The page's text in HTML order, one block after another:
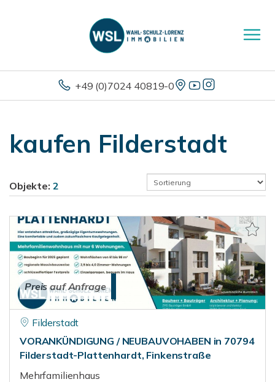
+49 (0)7024 40819-0
kaufen Filderstadt
Objekte: 2
Preis auf Anfrage
Filderstadt
VORANKÜNDIGUNG / NEUBAUVOHABEN in 70794
Filderstadt-Plattenhardt, Finkenstraße
Mehrfamilienhaus